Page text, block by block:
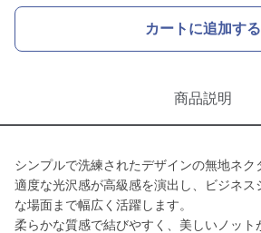
カートに追加する
商品説明
シンプルで洗練されたデザインの無地ネク
適度な光沢感が高級感を演出し、ビジネス
な場面まで幅広く活躍します。
柔らかな質感で結びやすく、美しいノット